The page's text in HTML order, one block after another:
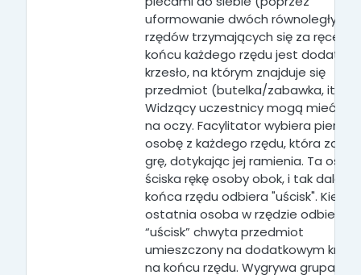
uformowanie dwóch równoległych
rzędów trzymających się za ręce).
końcu każdego rzędu jest
krzesło, na którym znajduje się
przedmiot (butelka/zabawka, itp.)
Widzący uczestnicy mogą mieć
na oczy. Facylitator wybiera
osobę z każdego rzędu, która
grę, dotykając jej ramienia. Ta
ściska rękę osoby obok, i tak dalej
końca rzędu odbiera "uścisk". Kiedy
ostatnia osoba w rzędzie odbierze
“uścisk” chwyta przedmiot
umieszczony na dodatkowym
na końcu rzędu. Wygrywa grupa, w